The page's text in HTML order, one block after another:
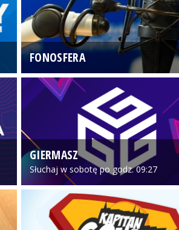
FONOSFERA
GIERMASZ
Słuchaj w sobotę po godz. 09:27